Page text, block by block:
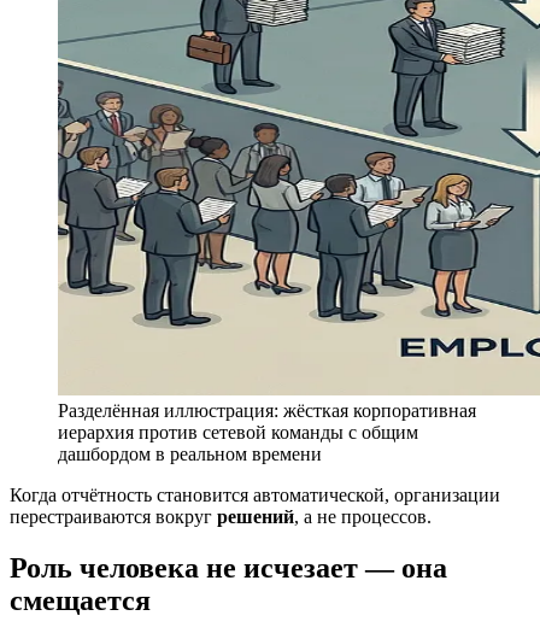
Разделённая иллюстрация: жёсткая корпоративная
иерархия против сетевой команды с общим
дашбордом в реальном времени
Когда отчётность становится автоматической, организации
перестраиваются вокруг решений, а не процессов.
Роль человека не исчезает — она
смещается